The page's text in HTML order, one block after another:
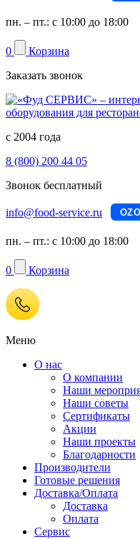
пн. – пт.: с 10:00 до 18:00
0
Корзина
Заказать звонок
с 2004 года
8 (800) 200 44 05
Звонок бесплатный
info@food-service.ru
пн. – пт.: с 10:00 до 18:00
0 Корзина
Меню
О нас
О компании
Наши
Наши советы
Сертификаты
Акции
Наши проекты
Благодарности
Производители
Готовые решения
Доставка/Оплата
Доставка
Оплата
Сервис